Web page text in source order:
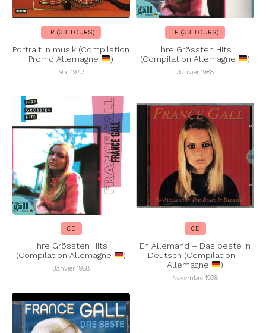
LP (33 TOURS)
Portrait in musik (Compilation
Promo Allemagne
)
Mai 1972
LP (33 TOURS)
Ihre Grössten Hits
(Compilation Allemagne
)
Janvier 1988
CD
Ihre Grössten Hits
(Compilation Allemagne
)
Janvier 1988
CD
En Allemand – Das beste in
Deutsch (Compilation –
Allemagne
)
Novembre 1998